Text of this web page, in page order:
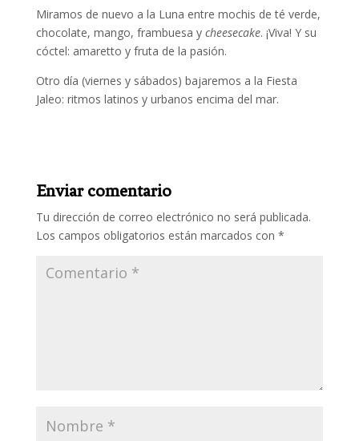
Miramos de nuevo a la Luna entre mochis de té verde,
chocolate, mango, frambuesa y cheesecake. ¡Viva! Y su
cóctel: amaretto y fruta de la pasión.
Otro día (viernes y sábados) bajaremos a la Fiesta
Jaleo: ritmos latinos y urbanos encima del mar.
Enviar comentario
Tu dirección de correo electrónico no será publicada.
Los campos obligatorios están marcados con *